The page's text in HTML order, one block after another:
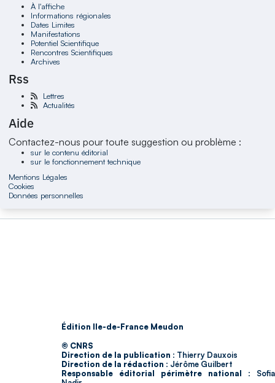
À l'affiche
Informations régionales
Dates Limites
Manifestations
Potentiel Scientifique
Rencontres Scientifiques
Archives
Rss
Lettres
Actualités
Aide
Contactez-nous pour toute suggestion ou problème :
sur le contenu éditorial
sur le fonctionnement technique
Mentions Légales
Cookies
Données personnelles
Édition Ile-de-France Meudon
© CNRS
Direction de la publication : Thierry Dauxois
Direction de la rédaction : Jérôme Guilbert
Responsable éditorial périmètre national : Sofia